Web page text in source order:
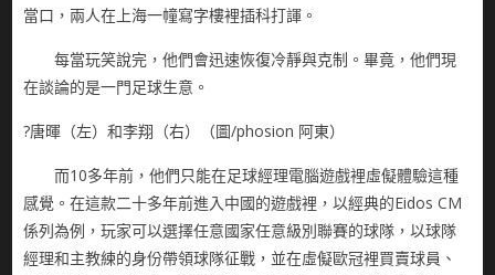
當口，兩人在上海一幢寫字樓裡插科打諢。
每當玩笑說完，他們會迅速恢復冷靜與克制。畢竟，他們現
在談論的是一門足球生意。
?唐暉（左）和李翔（右）（圖/phosion 阿東）
而10多年前，他們只能在足球經理電腦遊戲裡虛儗體驗這種
感覺。在這款二十多年前進入中國的遊戲裡，以經典的Eidos CM
係列為例，玩家可以選擇任意國家任意級別聯賽的球隊，以球隊
經理和主教練的身份帶領球隊征戰，並在虛儗歐冠裡買賣球員、